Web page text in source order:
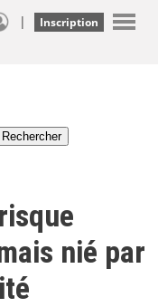
| Inscription
nié par